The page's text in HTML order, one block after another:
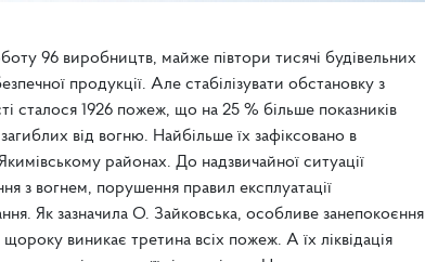
96 виробництв, майже півтори тисячі будівельних
продукції. Але стабілізувати обстановку з
сталося 1926 пожеж, що на 25 % більше показників
від вогню. Найбільше їх зафіксовано в
районах. До надзвичайної ситуації
з вогнем, порушення правил експлуатації
Як зазначила О. Зайковська, особливе занепокоєння
щороку виникає третина всіх пожеж. А їх ліквідація